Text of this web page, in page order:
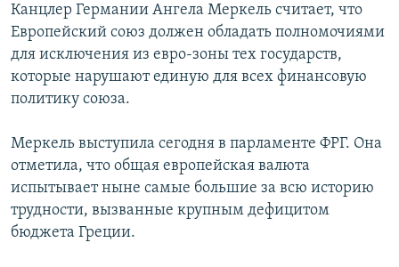
поиску
СЕВЕР.РЕАЛИИ
СИБИРЬ.РЕАЛИИ
РАСПИСАНИЕ ВЕЩАНИЯ
ПОДПИШИТЕСЬ НА РАССЫЛКУ
Канцлер Германии Ангела Меркель считает, что
Европейский союз должен обладать полномочиями
для исключения из евро-зоны тех государств,
которые нарушают единую для всех финансовую
политику союза.
Меркель выступила сегодня в парламенте ФРГ. Она
отметила, что общая европейская валюта
испытывает ныне самые большие за всю историю
трудности, вызванные крупным дефицитом
бюджета Греции.